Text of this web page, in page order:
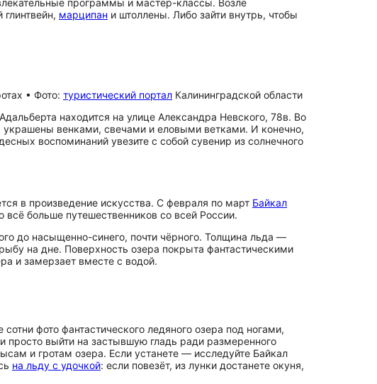
программы и мастер-классы. Возле
марципан и штоллены. Либо зайти внутрь, чтобы
• Фото: туристический портал Калининградской области
находится на улице Александра Невского, 78в. Во
украшены венками, свечами и еловыми ветками. И конечно,
воспоминаний увезите с собой сувенир из солнечного
в произведение искусства. С февраля по март Байкал
больше путешественников со всей России.
до насыщенно-синего, почти чёрного. Толщина льда —
на дне. Поверхность озера покрыта фантастическими
и замерзает вместе с водой.
фото фантастического ледяного озера под ногами,
выйти на застывшую гладь ради размеренного
и гротам озера. Если устанете — исследуйте Байкал
на льду с удочкой: если повезёт, из лунки достанете окуня,